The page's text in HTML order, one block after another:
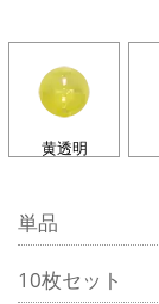
黄透明
単品
10枚セット